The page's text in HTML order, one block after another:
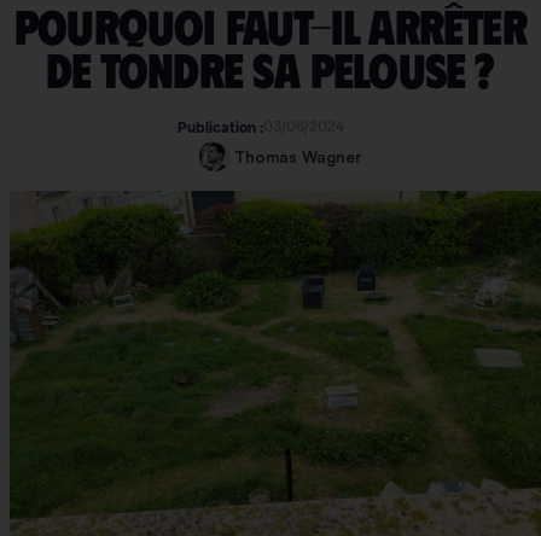
Pourquoi faut-il arrêter
de tondre sa pelouse ?
Publication :
Thomas Wagner